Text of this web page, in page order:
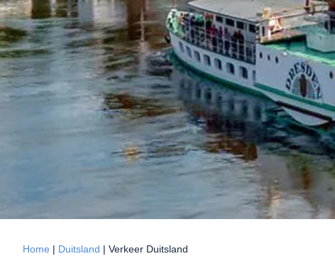
Home | Duitsland | Verkeer Duitsland